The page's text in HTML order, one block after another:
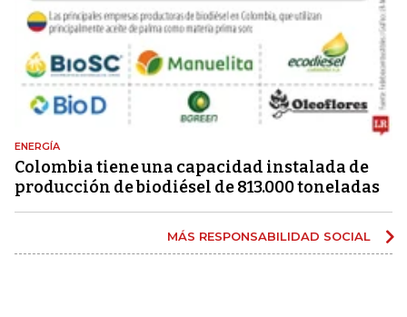
ENERGÍA
Colombia tiene una capacidad instalada de
producción de biodiésel de 813.000 toneladas
MÁS RESPONSABILIDAD SOCIAL